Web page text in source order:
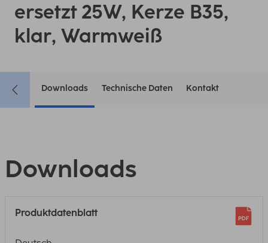
ersetzt 25W, Kerze B35,
klar, Warmweiß
Downloads Technische Daten Kontakt
Downloads
Produktdatenblatt